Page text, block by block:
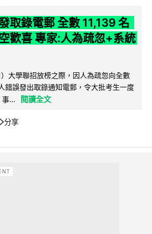
取錄電郵 全數 11,139 名
歡喜 專家:人為疏忽+系統
大學聯招放榜之際，因人為疏忽向全數
錯誤發出取錄通知電郵，令大批考生一度
...
閱讀全文
分享